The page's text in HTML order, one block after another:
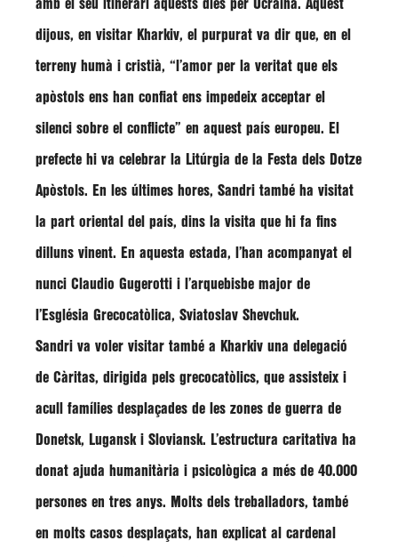
amb el seu itinerari aquests dies per Ucraïna. Aquest
dijous, en visitar Kharkiv, el purpurat va dir que, en el
terreny humà i cristià, “l’amor per la veritat que els
apòstols ens han confiat ens impedeix acceptar el
silenci sobre el conflicte” en aquest país europeu. El
prefecte hi va celebrar la Litúrgia de la Festa dels Dotze
Apòstols. En les últimes hores, Sandri també ha visitat
la part oriental del país, dins la visita que hi fa fins
dilluns vinent. En aquesta estada, l’han acompanyat el
nunci Claudio Gugerotti i l’arquebisbe major de
l’Església Grecocatòlica, Sviatoslav Shevchuk.
Sandri va voler visitar també a Kharkiv una delegació
de Càritas, dirigida pels grecocatòlics, que assisteix i
acull famílies desplaçades de les zones de guerra de
Donetsk, Lugansk i Sloviansk. L’estructura caritativa ha
donat ajuda humanitària i psicològica a més de 40.000
persones en tres anys. Molts dels treballadors, també
en molts casos desplaçats, han explicat al cardenal